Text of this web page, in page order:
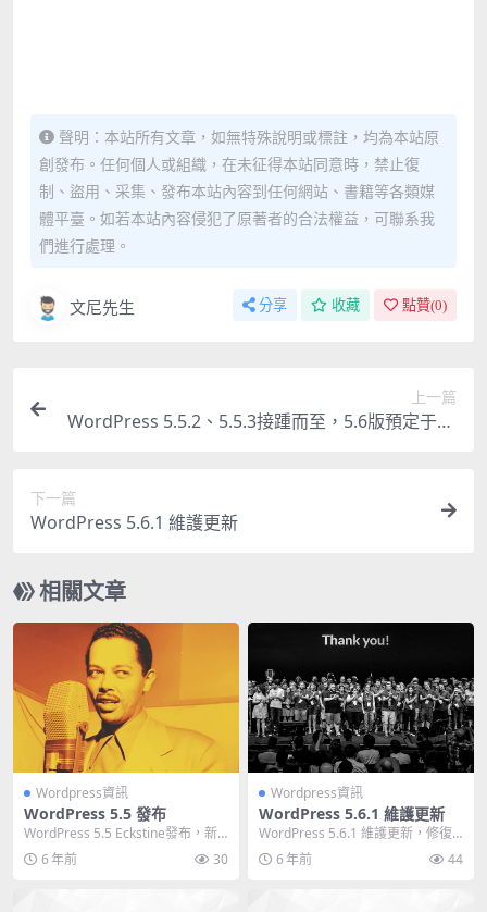
聲明：本站所有文章，如無特殊說明或標註，均為本站原
創發布。任何個人或組織，在未征得本站同意時，禁止復
制、盜用、采集、發布本站內容到任何網站、書籍等各類媒
體平臺。如若本站內容侵犯了原著者的合法權益，可聯系我
們進行處理。
文尼先生 分享 收藏 點贊(0)
上一篇
WordPress 5.5.2、5.5.3接踵而至，5.6版預定于20
下一篇
WordPress 5.6.1 維護更新
相關文章
Wordpress資訊
WordPress 5.5 發布
WordPress 5.5 Eckstine發布，新
版本更新的內容與之前在《Wo...
6 年前 30
Wordpress資訊
WordPress 5.6.1 維護更新
WordPress 5.6.1 維護更新，修復2
0個錯誤及7個區塊編輯器問題，
無...6 年前 44